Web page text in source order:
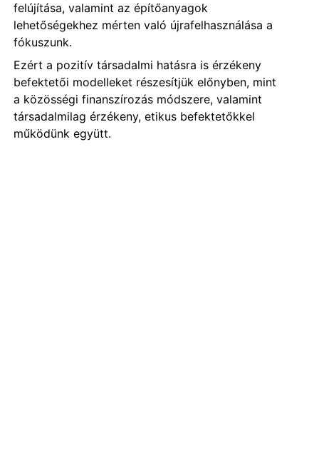
felújítása, valamint az építőanyagok
lehetőségekhez mérten való újrafelhasználása a
fókuszunk.
Ezért a pozitív társadalmi hatásra is érzékeny
befektetői modelleket részesítjük előnyben, mint
a közösségi finanszírozás módszere, valamint
társadalmilag érzékeny, etikus befektetőkkel
működünk együtt.